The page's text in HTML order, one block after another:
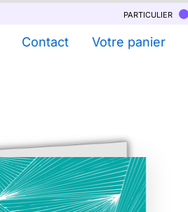
particulier
Contact Votre panier